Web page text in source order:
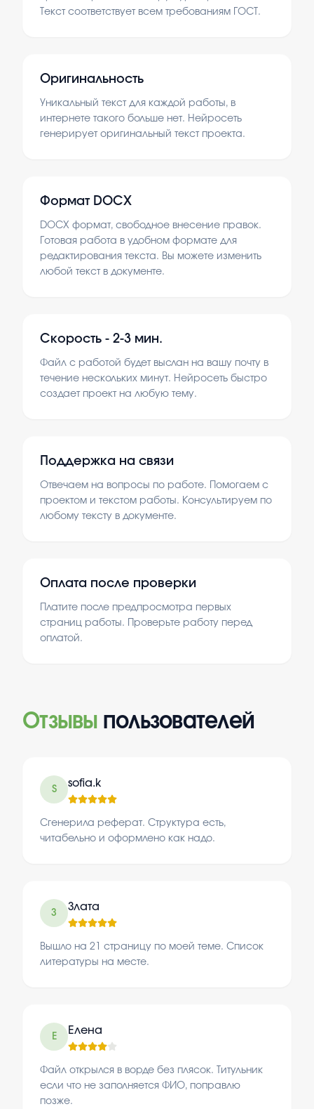
Текст соответствует всем требованиям ГОСТ.
Оригинальность
Уникальный текст для каждой работы, в
интернете такого больше нет. Нейросеть
генерирует оригинальный текст проекта.
Формат DOCX
DOCX формат, свободное внесение правок.
Готовая работа в удобном формате для
редактирования текста. Вы можете изменить
любой текст в документе.
Скорость - 2-3 мин.
Файл с работой будет выслан на вашу почту в
течение нескольких минут. Нейросеть быстро
создает проект на любую тему.
Поддержка на связи
Отвечаем на вопросы по работе. Помогаем с
проектом и текстом работы. Консультируем по
любому тексту в документе.
Оплата после проверки
Платите после предпросмотра первых
страниц работы. Проверьте работу перед
оплатой.
Отзывы пользователей
S
sofia.k
Сгенерила реферат. Структура есть,
читабельно и оформлено как надо.
З
Злата
Вышло на 21 страницу по моей теме. Список
литературы на месте.
Е
Елена
Файл открылся в ворде без плясок. Титульник
если что не заполняется ФИО, поправлю
позже.